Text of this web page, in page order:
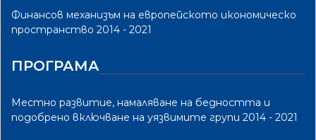
Финансов механизъм на европейското икономическо
пространство 2014 - 2021
ПРОГРАМА
Местно развитие, намаляване на бедността и
подобрено включване на уязвимите групи 2014 - 2021